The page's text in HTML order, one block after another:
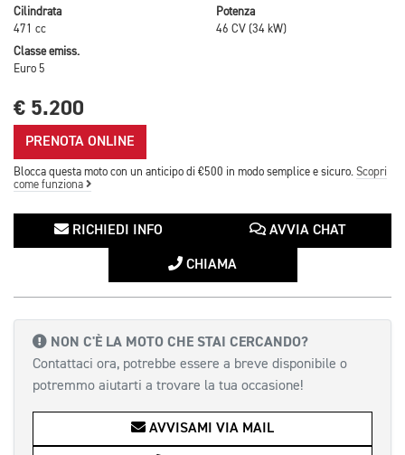
Cilindrata
471 cc
Potenza
46 CV (34 kW)
Classe emiss.
Euro 5
€ 5.200
PRENOTA ONLINE
Blocca questa moto con un anticipo di €500 in modo semplice e sicuro. Scopri
come funziona
RICHIEDI INFO AVVIA CHAT
CHIAMA
NON C'È LA MOTO CHE STAI CERCANDO?
Contattaci ora, potrebbe essere a breve disponibile o
potremmo aiutarti a trovare la tua occasione!
AVVISAMI VIA MAIL